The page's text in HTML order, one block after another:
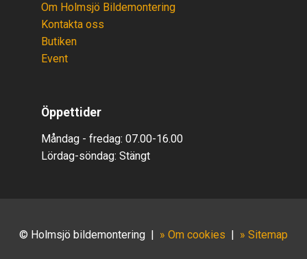
Om Holmsjö Bildemontering
Kontakta oss
Butiken
Event
Öppettider
Måndag - fredag: 07.00-16.00
Lördag-söndag: Stängt
© Holmsjö bildemontering » Om cookies » Sitemap